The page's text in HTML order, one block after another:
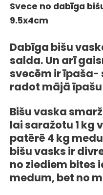
Svece no dabīga
9.5x4cm
Dabīga bišu
salda. Un arī
svecēm ir īpaša-
radot mājā
Bišu vaska
lai saražotu 1 kg
patērē 4 kg
bišu vasks ir
no ziediem bites
medum, bet no